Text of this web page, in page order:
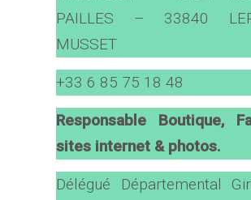
PAILLES – 33840
MUSSET
+33 6 85 75 18 48
Responsable Boutique,
sites internet & photos.
Délégué Départemental